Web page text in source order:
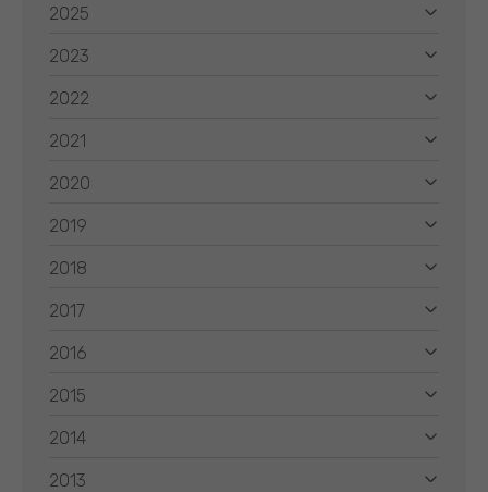
2025
2023
2022
2021
2020
2019
2018
2017
2016
2015
2014
2013